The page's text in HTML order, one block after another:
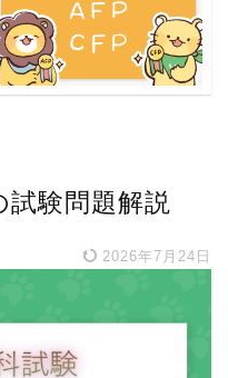
試験問題解説
2026年7月24日